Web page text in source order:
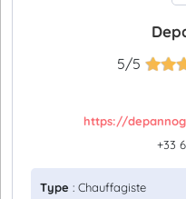
5/5
https://
+33
Type : Chauffagiste